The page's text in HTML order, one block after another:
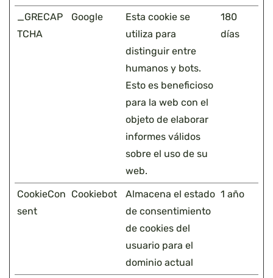
_GRECAP
TCHA
Google
Esta cookie se
utiliza para
distinguir entre
humanos y bots.
Esto es beneficioso
para la web con el
objeto de elaborar
informes válidos
sobre el uso de su
web.
180
días
CookieCon
sent
Cookiebot
Almacena el estado
de consentimiento
de cookies del
usuario para el
dominio actual
1 año